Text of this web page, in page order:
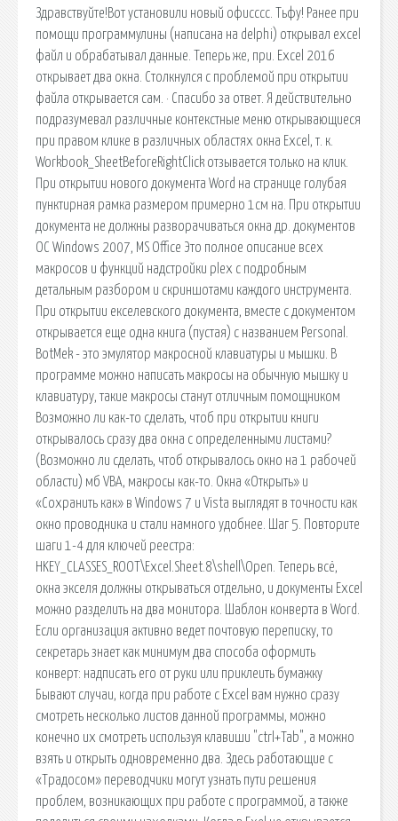
Здравствуйте!Вот установили новый офисссс. Тьфу! Ранее при
помощи программулины (написана на delphi) открывал excel
файл и обрабатывал данные. Теперь же, при. Excel 2016
открывает два окна. Столкнулся с проблемой при открытии
файла открывается сам. · Спасибо за ответ. Я действительно
подразумевал различные контекстные меню открывающиеся
при правом клике в различных областях окна Excel, т. к.
Workbook_SheetBeforeRightClick отзывается только на клик.
При открытии нового документа Word на странице голубая
пунктирная рамка размером примерно 1см на. При открытии
документа не должны разворачиваться окна др. документов
ОС Windows 2007, MS Office Это полное описание всех
макросов и функций надстройки plex с подробным
детальным разбором и скриншотами каждого инструмента.
При открытии екселевского документа, вместе с документом
открывается еще одна книга (пустая) с названием Personal.
BotMek - это эмулятор макросной клавиатуры и мышки. В
программе можно написать макросы на обычную мышку и
клавиатуру, такие макросы станут отличным помощником
Возможно ли как-то сделать, чтоб при открытии книги
открывалось сразу два окна с определенными листами?
(Возможно ли сделать, чтоб открывалось окно на 1 рабочей
области) мб VBA, макросы как-то. Окна «Открыть» и
«Сохранить как» в Windows 7 и Vista выглядят в точности как
окно проводника и стали намного удобнее. Шаг 5. Повторите
шаги 1-4 для ключей реестра:
HKEY_CLASSES_ROOT\Excel.Sheet.8\shell\Open. Теперь всё,
окна экселя должны открываться отдельно, и документы Excel
можно разделить на два монитора. Шаблон конверта в Word.
Если организация активно ведет почтовую переписку, то
секретарь знает как минимум два способа оформить
конверт: надписать его от руки или приклеить бумажку
Бывают случаи, когда при работе с Excel вам нужно сразу
смотреть несколько листов данной программы, можно
конечно их смотреть используя клавиши "ctrl+Tab", а можно
взять и открыть одновременно два. Здесь работающие с
«Традосом» переводчики могут узнать пути решения
проблем, возникающих при работе с программой, а также